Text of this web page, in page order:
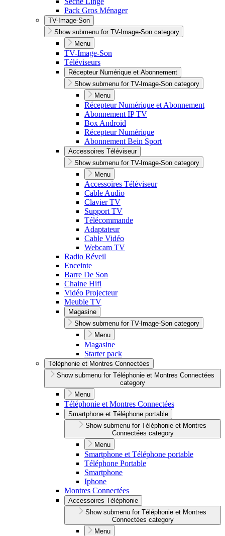
Pack Gros Ménager
TV-Image-Son
Show submenu for TV-Image-Son category
Menu
TV-Image-Son
Téléviseurs
Récepteur Numérique et Abonnement
Show submenu for TV-Image-Son category
Menu
Récepteur Numérique et Abonnement
Abonnement IP TV
Box Android
Récepteur Numérique
Abonnement Bein Sport
Accessoires Téléviseur
Show submenu for TV-Image-Son category
Menu
Accessoires Téléviseur
Cable Audio
Clavier TV
Support TV
Télécommande
Adaptateur
Cable Vidéo
Webcam TV
Radio Réveil
Enceinte
Barre De Son
Chaine Hifi
Vidéo Projecteur
Meuble TV
Magasine
Show submenu for TV-Image-Son category
Menu
Magasine
Starter pack
Téléphonie et Montres Connectées
Show submenu for Téléphonie et Montres Connectées
category
Menu
Téléphonie et Montres Connectées
Smartphone et Téléphone portable
Show submenu for Téléphonie et Montres
Connectées category
Menu
Smartphone et Téléphone portable
Téléphone Portable
Smartphone
Iphone
Montres Connectées
Accessoires Téléphonie
Show submenu for Téléphonie et Montres
Connectées category
Menu